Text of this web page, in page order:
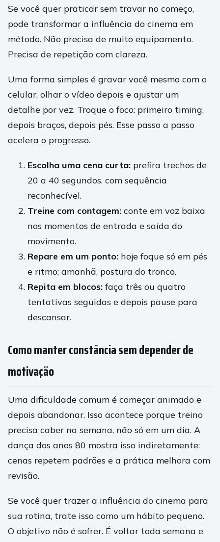
Se você quer praticar sem travar no começo,
pode transformar a influência do cinema em
método. Não precisa de muito equipamento.
Precisa de repetição com clareza.
Uma forma simples é gravar você mesmo com o
celular, olhar o vídeo depois e ajustar um
detalhe por vez. Troque o foco: primeiro timing,
depois braços, depois pés. Esse passo a passo
acelera o progresso.
Escolha uma cena curta: prefira trechos de
20 a 40 segundos, com sequência
reconhecível.
Treine com contagem: conte em voz baixa
nos momentos de entrada e saída do
movimento.
Repare em um ponto: hoje foque só em pés
e ritmo; amanhã, postura do tronco.
Repita em blocos: faça três ou quatro
tentativas seguidas e depois pause para
descansar.
Como manter constância sem depender de
motivação
Uma dificuldade comum é começar animado e
depois abandonar. Isso acontece porque treino
precisa caber na semana, não só em um dia. A
dança dos anos 80 mostra isso indiretamente:
cenas repetem padrões e a prática melhora com
revisão.
Se você quer trazer a influência do cinema para
sua rotina, trate isso como um hábito pequeno.
O objetivo não é sofrer. É voltar toda semana e